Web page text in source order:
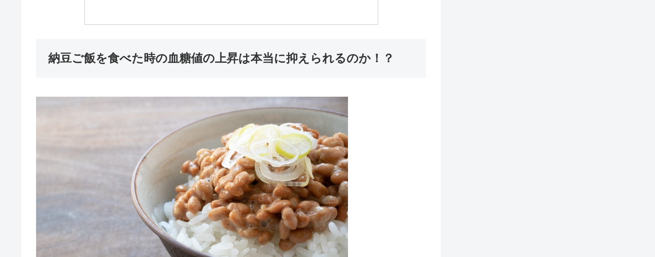
納豆ご飯を食べた時の血糖値の上昇は本当に抑えられるのか！？